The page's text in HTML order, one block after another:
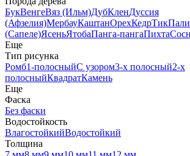
БукВенгеВяз (Ильм)ДубКленДуссия
(Афзелия)МербауКаштанОрехКедрТик
(Сапеле)ЯсеньЯтобаПанга-пангаПихта
Еще
Тип рисунка
Ромб1-полосныйС узором3-х полосный2-х
полосныйКвадратКамень
Еще
Фаска
Без фаски
Водостойкость
ВлагостойкийВодостойкий
Толщина